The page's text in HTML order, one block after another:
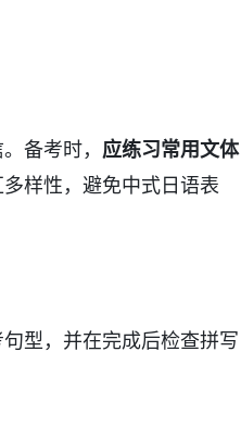
备考时， 应练习常用文体
样性，避免中式日语表
型，并在完成后检查拼写